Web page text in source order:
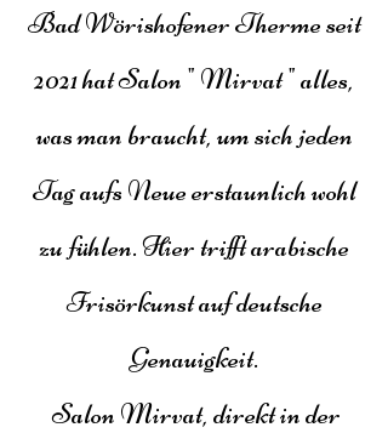
Bad Wörishofener Therme seit
2021 hat Salon " Mirvat " alles,
was man braucht, um sich jeden
Tag aufs Neue erstaunlich wohl
zu fühlen. Hier trifft arabische
Frisörkunst auf deutsche
Genauigkeit.
Salon Mirvat, direkt in der